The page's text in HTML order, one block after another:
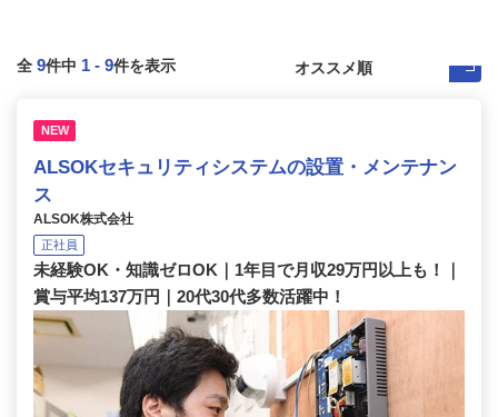
全 9件中 1 - 9件を表示
NEW
ALSOKセキュリティシステムの設置・メンテナン
ス
ALSOK株式会社
正社員
未経験OK・知識ゼロOK｜1年目で月収29万円以上も！｜
賞与平均137万円｜20代30代多数活躍中！